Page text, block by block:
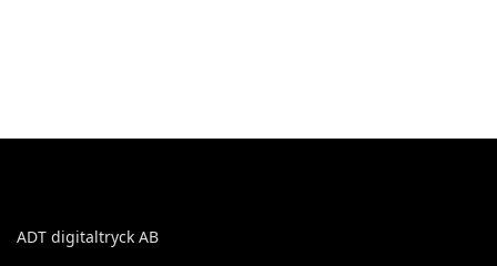
ADT digitaltryck AB